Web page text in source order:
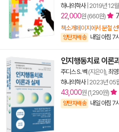
하나의학사| 2019년 12월
22,000원 (660원)
책소개페이지에서 분철 선
양탄자배송 내일 아침 7시
인지행동치료 이론
주디스 S. 벡 (지은이), 최영
하나의학사| 2023년 05
43,000원 (1,290원)
양탄자배송 내일 아침 7시